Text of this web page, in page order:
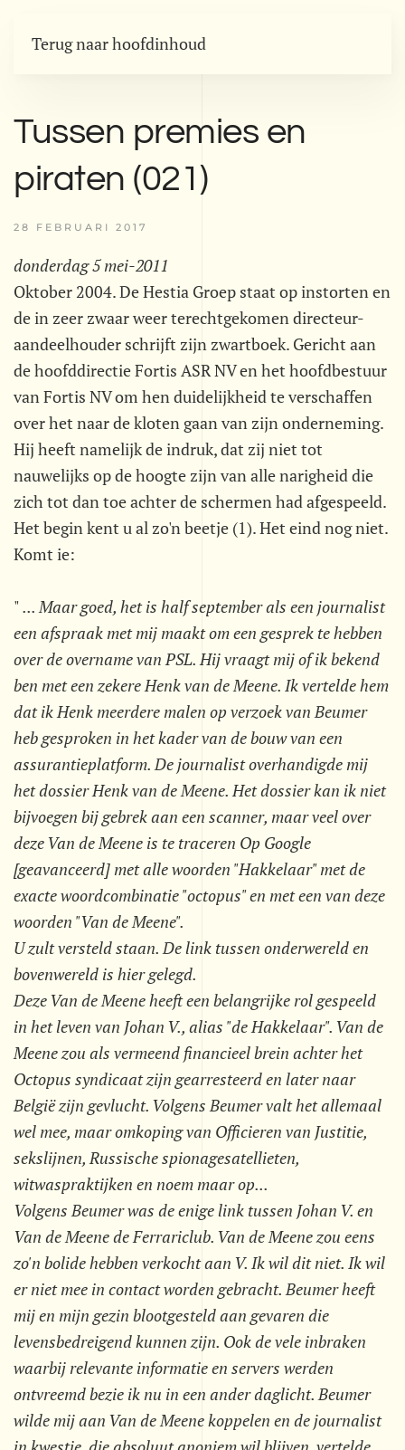
Terug naar hoofdinhoud
Tussen premies en
piraten (021)
28 FEBRUARI 2017
donderdag 5 mei-2011
Oktober 2004. De Hestia Groep staat op instorten en
de in zeer zwaar weer terechtgekomen directeur-
aandeelhouder schrijft zijn zwartboek. Gericht aan
de hoofddirectie Fortis ASR NV en het hoofdbestuur
van Fortis NV om hen duidelijkheid te verschaffen
over het naar de kloten gaan van zijn onderneming.
Hij heeft namelijk de indruk, dat zij niet tot
nauwelijks op de hoogte zijn van alle narigheid die
zich tot dan toe achter de schermen had afgespeeld.
Het begin kent u al zo'n beetje (1). Het eind nog niet.
Komt ie:
"... Maar goed, het is half september als een journalist
een afspraak met mij maakt om een gesprek te hebben
over de overname van PSL. Hij vraagt mij of ik bekend
ben met een zekere Henk van de Meene. Ik vertelde hem
dat ik Henk meerdere malen op verzoek van Beumer
heb gesproken in het kader van de bouw van een
assurantieplatform. De journalist overhandigde mij
het dossier Henk van de Meene. Het dossier kan ik niet
bijvoegen bij gebrek aan een scanner, maar veel over
deze Van de Meene is te traceren Op Google
[geavanceerd] met alle woorden "Hakkelaar" met de
exacte woordcombinatie "octopus" en met een van deze
woorden "Van de Meene".
U zult versteld staan. De link tussen onderwereld en
bovenwereld is hier gelegd.
Deze Van de Meene heeft een belangrijke rol gespeeld
in het leven van Johan V., alias "de Hakkelaar". Van de
Meene zou als vermeend financieel brein achter het
Octopus syndicaat zijn gearresteerd en later naar
België zijn gevlucht. Volgens Beumer valt het allemaal
wel mee, maar omkoping van Officieren van Justitie,
sekslijnen, Russische spionagesatellieten,
witwaspraktijken en noem maar op...
Volgens Beumer was de enige link tussen Johan V. en
Van de Meene de Ferrariclub. Van de Meene zou eens
zo'n bolide hebben verkocht aan V. Ik wil dit niet. Ik wil
er niet mee in contact worden gebracht. Beumer heeft
mij en mijn gezin blootgesteld aan gevaren die
levensbedreigend kunnen zijn. Ook de vele inbraken
waarbij relevante informatie en servers werden
ontvreemd bezie ik nu in een ander daglicht. Beumer
wilde mij aan Van de Meene koppelen en de journalist